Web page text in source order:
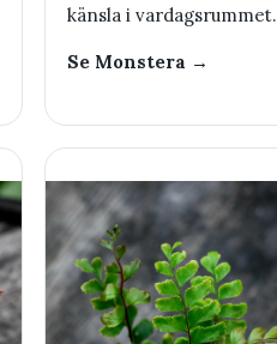
känsla i vardagsrummet.
Se Monstera →